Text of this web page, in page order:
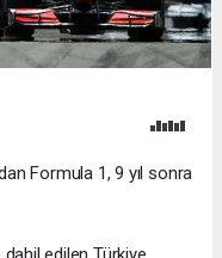
Formula 1, 9 yıl sonra